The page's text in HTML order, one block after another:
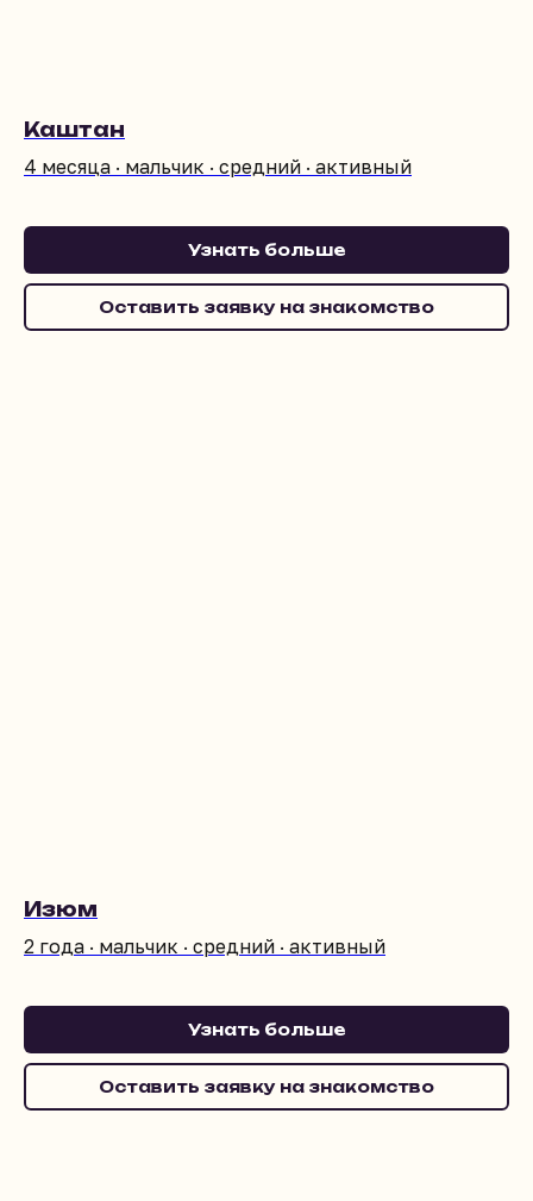
Каштан
4 месяца · мальчик · средний · активный
Узнать больше
Оставить заявку на знакомство
Изюм
2 года · мальчик · средний · активный
Узнать больше
Оставить заявку на знакомство